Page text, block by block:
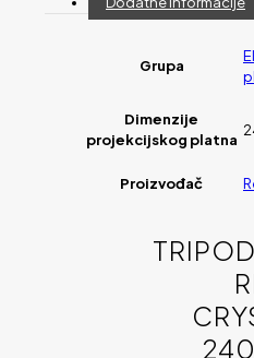
Grupa
Dimenzije
projekcijskog platna
Proizvođač